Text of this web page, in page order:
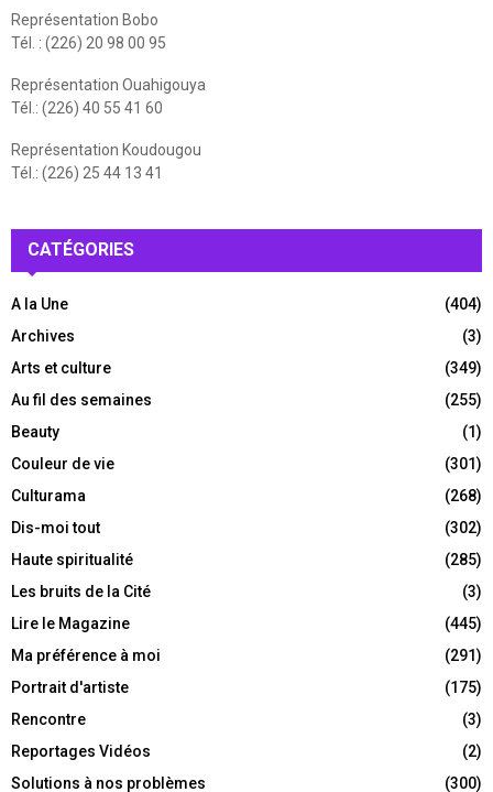
Représentation Bobo
Tél. : (226) 20 98 00 95
Représentation Ouahigouya
Tél.: (226) 40 55 41 60
Représentation Koudougou
Tél.: (226) 25 44 13 41
CATÉGORIES
A la Une
(404)
Archives
(3)
Arts et culture
(349)
Au fil des semaines
(255)
Beauty
(1)
Couleur de vie
(301)
Culturama
(268)
Dis-moi tout
(302)
Haute spiritualité
(285)
Les bruits de la Cité
(3)
Lire le Magazine
(445)
Ma préférence à moi
(291)
Portrait d'artiste
(175)
Rencontre
(3)
Reportages Vidéos
(2)
Solutions à nos problèmes
(300)